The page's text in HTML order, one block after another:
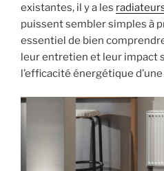
existantes, il y a les
puissent sembler simples à
essentiel de bien
leur entretien et leur impact
l’efficacité énergétique